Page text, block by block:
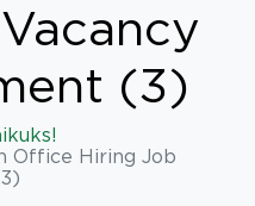
(3)
Office Hiring Job